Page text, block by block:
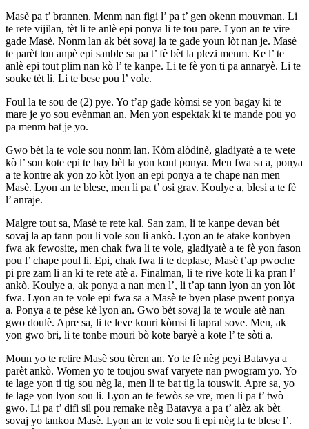
Masè pa t’ brannen. Menm nan figi l’ pa t’ gen okenn mouvman. Li
te rete vijilan, tèt li te anlè epi ponya li te tou pare. Lyon an te vire
gade Masè. Nonm lan ak bèt sovaj la te gade youn lòt nan je. Masè
te parèt tou anpè epi sanble sa pa t’ fè bèt la plezi menm. Ke l’ te
anlè epi tout plim nan kò l’ te kanpe. Li te fè yon ti pa annaryè. Li te
souke tèt li. Li te bese pou l’ vole.
Foul la te sou de (2) pye. Yo t’ap gade kòmsi se yon bagay ki te
mare je yo sou evènman an. Men yon espektak ki te mande pou yo
pa menm bat je yo.
Gwo bèt la te vole sou nonm lan. Kòm alòdinè, gladiyatè a te wete
kò l’ sou kote epi te bay bèt la yon kout ponya. Men fwa sa a, ponya
a te kontre ak yon zo kòt lyon an epi ponya a te chape nan men
Masè. Lyon an te blese, men li pa t’ osi grav. Koulye a, blesi a te fè
l’ anraje.
Malgre tout sa, Masè te rete kal. San zam, li te kanpe devan bèt
sovaj la ap tann pou li vole sou li ankò. Lyon an te atake konbyen
fwa ak fewosite, men chak fwa li te vole, gladiyatè a te fè yon fason
pou l’ chape poul li. Epi, chak fwa li te deplase, Masè t’ap pwoche
pi pre zam li an ki te rete atè a. Finalman, li te rive kote li ka pran l’
ankò. Koulye a, ak ponya a nan men l’, li t’ap tann lyon an yon lòt
fwa. Lyon an te vole epi fwa sa a Masè te byen plase pwent ponya
a. Ponya a te pèse kè lyon an. Gwo bèt sovaj la te woule atè nan
gwo doulè. Apre sa, li te leve kouri kòmsi li tapral sove. Men, ak
yon gwo bri, li te tonbe mouri bò kote baryè a kote l’ te sòti a.
Moun yo te retire Masè sou tèren an. Yo te fè nèg peyi Batavya a
parèt ankò. Women yo te toujou swaf varyete nan pwogram yo. Yo
te lage yon ti tig sou nèg la, men li te bat tig la touswit. Apre sa, yo
te lage yon lyon sou li. Lyon an te fewòs se vre, men li pa t’ twò
gwo. Li pa t’ difi sil pou remake nèg Batavya a pa t’ alèz ak bèt
sovaj yo tankou Masè. Lyon an te vole sou li epi nèg la te blese l’.